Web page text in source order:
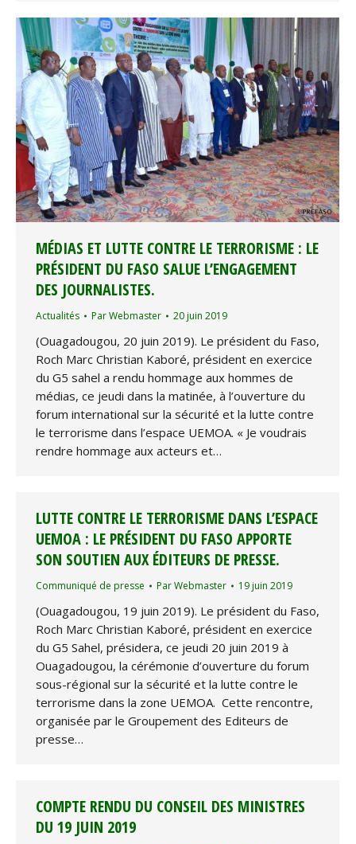
MÉDIAS ET LUTTE CONTRE LE TERRORISME : LE
PRÉSIDENT DU FASO SALUE L’ENGAGEMENT
DES JOURNALISTES.
Actualités ParWebmaster 20 juin 2019
(Ouagadougou, 20 juin 2019). Le président du Faso,
Roch Marc Christian Kaboré, président en exercice
du G5 sahel a rendu hommage aux hommes de
médias, ce jeudi dans la matinée, à l’ouverture du
forum international sur la sécurité et la lutte contre
le terrorisme dans l’espace UEMOA. « Je voudrais
rendre hommage aux acteurs et…
LUTTE CONTRE LE TERRORISME DANS L’ESPACE
UEMOA : LE PRÉSIDENT DU FASO APPORTE
SON SOUTIEN AUX ÉDITEURS DE PRESSE.
Communiqué de presse ParWebmaster 19 juin 2019
(Ouagadougou, 19 juin 2019). Le président du Faso,
Roch Marc Christian Kaboré, président en exercice
du G5 Sahel, présidera, ce jeudi 20 juin 2019 à
Ouagadougou, la cérémonie d’ouverture du forum
sous-régional sur la sécurité et la lutte contre le
terrorisme dans la zone UEMOA. Cette rencontre,
organisée par le Groupement des Editeurs de
presse…
COMPTE RENDU DU CONSEIL DES MINISTRES
DU 19 JUIN 2019